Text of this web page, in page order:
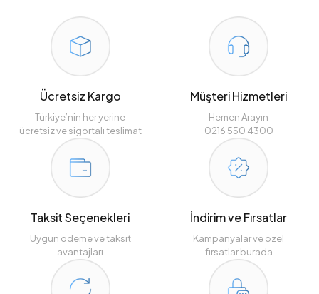
Ücretsiz Kargo
Türkiye’nin her yerine
ücretsiz ve sigortalı teslimat
Müşteri Hizmetleri
Hemen Arayın
0216 550 4300
Taksit Seçenekleri
Uygun ödeme ve taksit
avantajları
İndirim ve Fırsatlar
Kampanyalar ve özel
fırsatlar burada